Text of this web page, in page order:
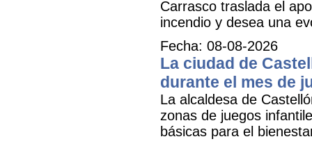
Carrasco traslada el
incendio y desea una
Fecha: 08-08-2026
La ciudad de
durante el mes de
La alcaldesa de
zonas de juegos
básicas para el